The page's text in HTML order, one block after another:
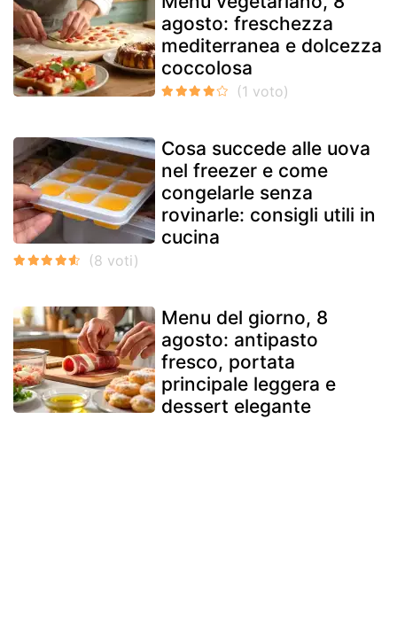
agosto: freschezza
mediterranea e dolcezza
coccolosa
Cosa succede alle uova
nel freezer e come
congelarle senza
rovinarle: consigli utili in
cucina
Menu del giorno, 8
agosto: antipasto
fresco, portata
principale leggera e
dessert elegante